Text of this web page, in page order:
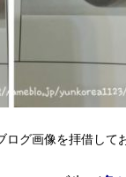
ログ画像を拝借して